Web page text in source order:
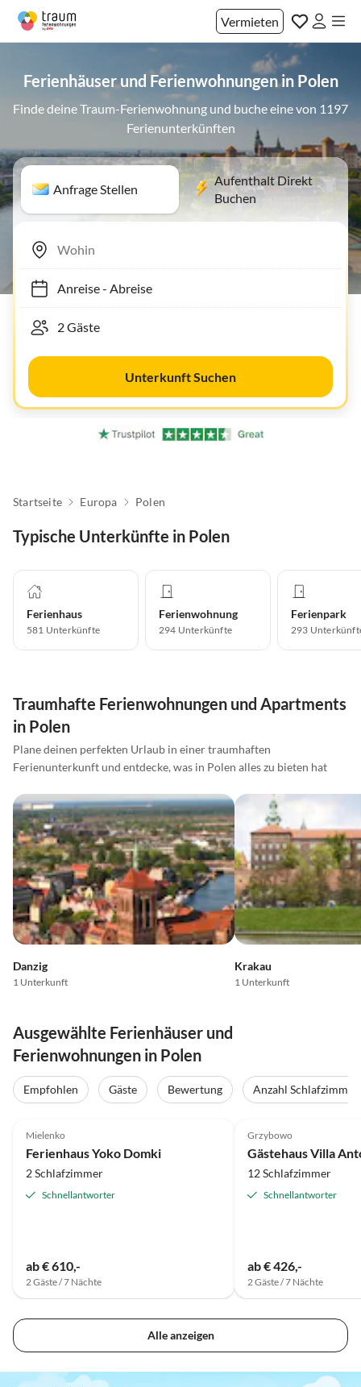
Vermieten
Ferienhäuser und Ferienwohnungen in Polen
Finde deine Traum-Ferienwohnung und buche eine von 1197
Ferienunterkünften
Anfrage Stellen
Aufenthalt Direkt
Buchen
Anreise- Abreise
Unterkunft Suchen
Startseite Europa Polen
Typische Unterkünfte in Polen
Ferienhaus
581 Unterkünfte
Ferienwohnung
294 Unterkünfte
Ferienpark
293
Traumhafte Ferienwohnungen und Apartments
in Polen
Plane deinen perfekten Urlaub in einer traumhaften
Ferienunterkunft und entdecke, was in Polen alles zu bieten hat
Danzig
1 Unterkunft
Krakau
1 Unterkunft
Ausgewählte Ferienhäuser und
Ferienwohnungen in Polen
Empfohlen Gäste Bewertung Anzahl Schlafzimmer
Mielenko
Ferienhaus Yoko Domki
2 Schlafzimmer
Schnellantworter
ab € 610,-
2 Gäste / 7 Nächte
Grzybowo
Gästehaus Villa
12 Schlafzimmer
Schnellantworter
ab € 426,-
2 Gäste / 7 Nächte
Alle anzeigen